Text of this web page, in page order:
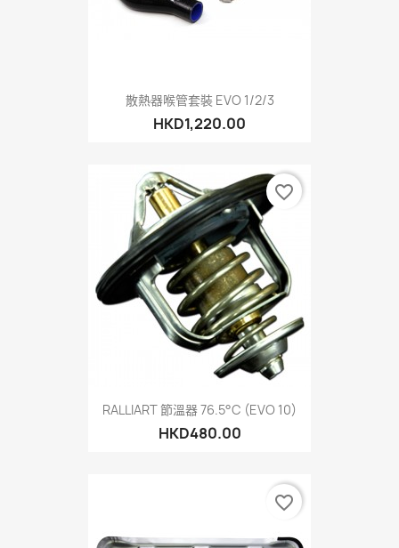
散熱器喉管套裝 EVO 1/2/3
HKD1,220.00
RALLIART 節溫器 76.5°C (EVO 10)
HKD480.00
favorite_border
favorite_border